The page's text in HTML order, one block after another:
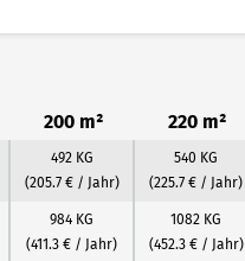
200 m² 220 m²
492 KG
(205.7 € / Jahr)
540 KG
(225.7 € / Jahr)
984 KG
(411.3 € / Jahr)
1082 KG
(452.3 € / Jahr)